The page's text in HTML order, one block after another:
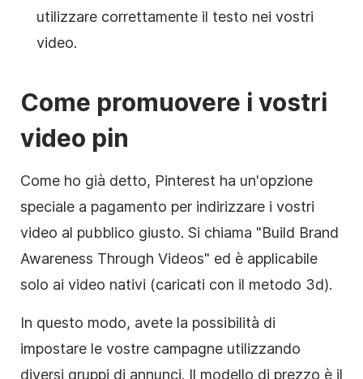
utilizzare correttamente il testo nei vostri
video.
Come promuovere i vostri
video pin
Come ho già detto, Pinterest ha un'opzione
speciale a pagamento per indirizzare i vostri
video al pubblico giusto. Si chiama "Build Brand
Awareness Through Videos" ed è applicabile
solo ai video nativi (caricati con il metodo 3d).
In questo modo, avete la possibilità di
impostare le vostre campagne utilizzando
diversi gruppi di annunci. Il modello di prezzo è il